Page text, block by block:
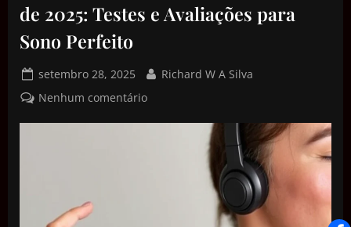
de 2025: Testes e Avaliações para
Sono Perfeito
setembro 28, 2025
Richard W A Silva
Nenhum comentário